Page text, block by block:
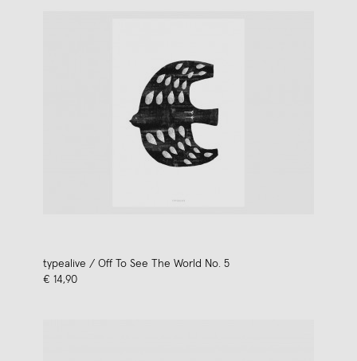
typealive / Off To See The World No. 5
€ 14,90